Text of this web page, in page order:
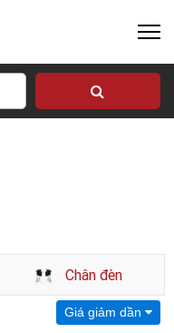
Chân đèn
Giá giảm dần